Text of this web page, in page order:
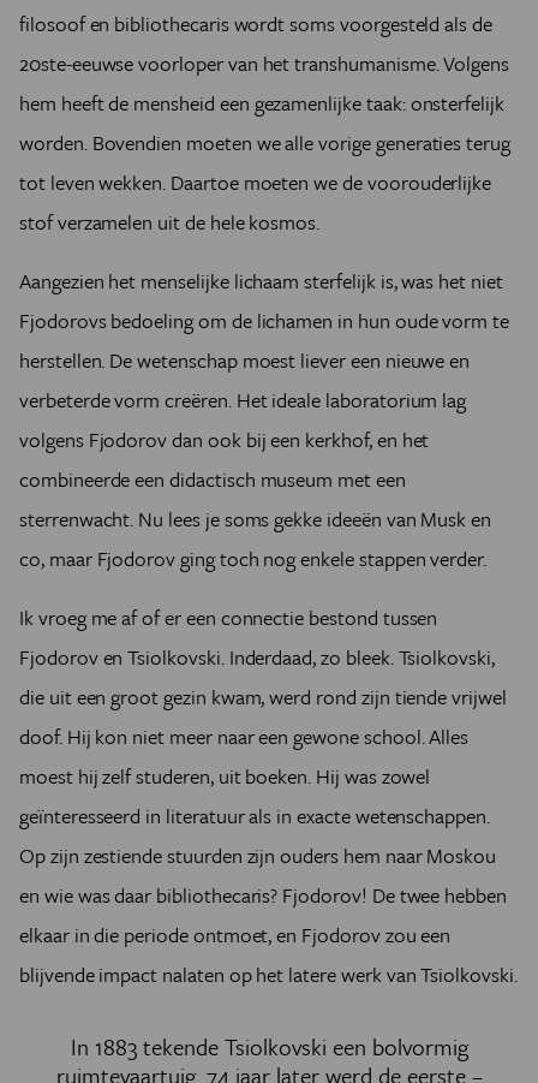
filosoof en bibliothecaris wordt soms voorgesteld als de
20ste-eeuwse voorloper van het transhumanisme. Volgens
hem heeft de mensheid een gezamenlijke taak: onsterfelijk
worden. Bovendien moeten we alle vorige generaties terug
tot leven wekken. Daartoe moeten we de voorouderlijke
stof verzamelen uit de hele kosmos.
Aangezien het menselijke lichaam sterfelijk is, was het niet
Fjodorovs bedoeling om de lichamen in hun oude vorm te
herstellen. De wetenschap moest liever een nieuwe en
verbeterde vorm creëren. Het ideale laboratorium lag
volgens Fjodorov dan ook bij een kerkhof, en het
combineerde een didactisch museum met een
sterrenwacht. Nu lees je soms gekke ideeën van Musk en
co, maar Fjodorov ging toch nog enkele stappen verder.
Ik vroeg me af of er een connectie bestond tussen
Fjodorov en Tsiolkovski. Inderdaad, zo bleek. Tsiolkovski,
die uit een groot gezin kwam, werd rond zijn tiende vrijwel
doof. Hij kon niet meer naar een gewone school. Alles
moest hij zelf studeren, uit boeken. Hij was zowel
geïnteresseerd in literatuur als in exacte wetenschappen.
Op zijn zestiende stuurden zijn ouders hem naar Moskou
en wie was daar bibliothecaris? Fjodorov! De twee hebben
elkaar in die periode ontmoet, en Fjodorov zou een
blijvende impact nalaten op het latere werk van Tsiolkovski.
In 1883 tekende Tsiolkovski een bolvormig
ruimtevaartuig. 74 jaar later werd de eerste –